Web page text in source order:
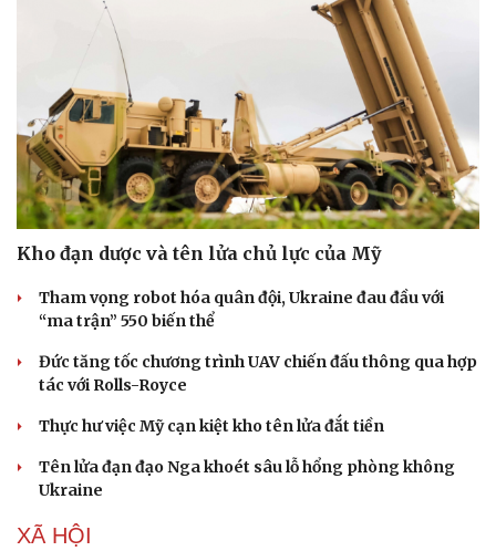
Kho đạn dược và tên lửa chủ lực của Mỹ
Tham vọng robot hóa quân đội, Ukraine đau đầu với
“ma trận” 550 biến thể
Đức tăng tốc chương trình UAV chiến đấu thông qua hợp
tác với Rolls-Royce
Thực hư việc Mỹ cạn kiệt kho tên lửa đắt tiền
Tên lửa đạn đạo Nga khoét sâu lỗ hổng phòng không
Ukraine
XÃ HỘI